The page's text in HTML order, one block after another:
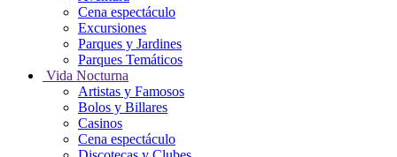
Cena espectáculo
Excursiones
Parques y Jardines
Parques Temáticos
Vida Nocturna
Artistas y Famosos
Bolos y Billares
Casinos
Cena espectáculo